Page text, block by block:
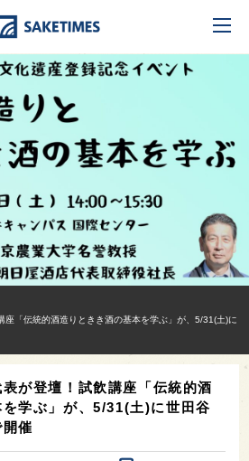
座「伝統的酒造りときき酒の基本を学ぶ」が、5/31(土)に
が登壇！試飲講座「伝統的酒
学ぶ」が、5/31(土)に世田谷
催